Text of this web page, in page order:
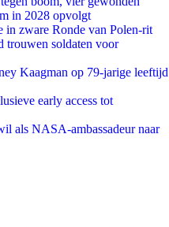
in 2028 opvolgt
in zware Ronde van Polen-rit
trouwen soldaten voor
Kaagman op 79-jarige leeftijd
early access tot
als NASA-ambassadeur naar